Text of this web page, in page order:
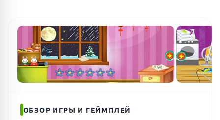
ПОИСК ИГР
ОБЗОР ИГРЫ И ГЕЙМПЛЕЙ